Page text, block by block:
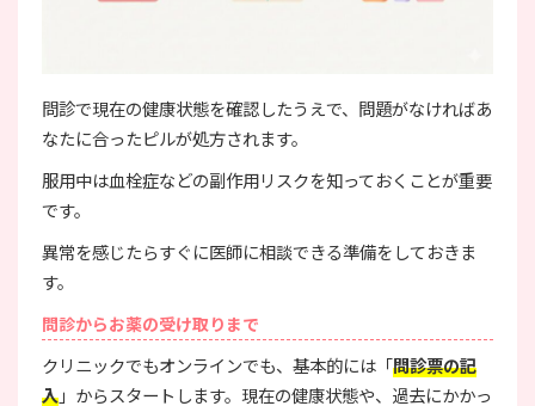
問診で現在の健康状態を確認したうえで、問題がなければあ
なたに合ったピルが処方されます。
服用中は血栓症などの副作用リスクを知っておくことが重要
です。
異常を感じたらすぐに医師に相談できる準備をしておきま
す。
問診からお薬の受け取りまで
クリニックでもオンラインでも、基本的には「問診票の記
入」からスタートします。現在の健康状態や、過去にかかっ